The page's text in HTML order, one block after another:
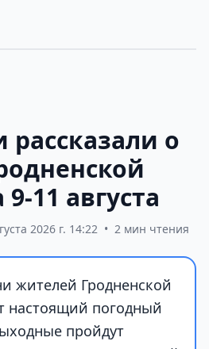
о
11 августа
2026 г. 14:22 • 2 мин чтения
жителей Гродненской
настоящий погодный
пройдут